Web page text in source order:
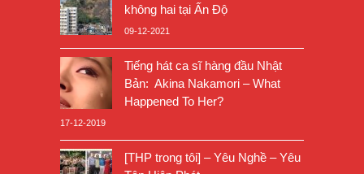
không hai tại Ấn Độ
09-12-2021
Tiếng hát ca sĩ hàng đầu Nhật
Bản: Akina Nakamori – What
Happened To Her?
17-12-2019
[THP trong tôi] – Yêu Nghề – Yêu